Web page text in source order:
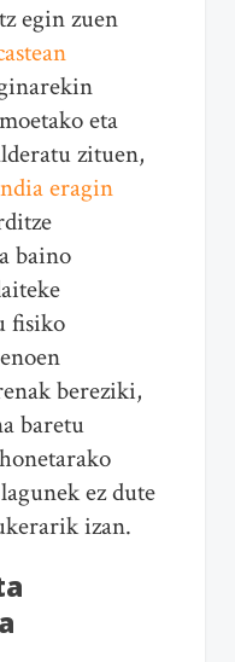
egin zuen
eta
zituen,
eragin
baino
fisiko
bereziki,
baretu
ez dute
izan.